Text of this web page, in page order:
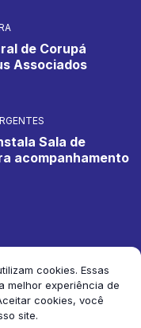
cookies. Essas
melhor experiência de
cookies, você
site.
de Corupá
Associados
Sala de
acompanhamento
reservados.